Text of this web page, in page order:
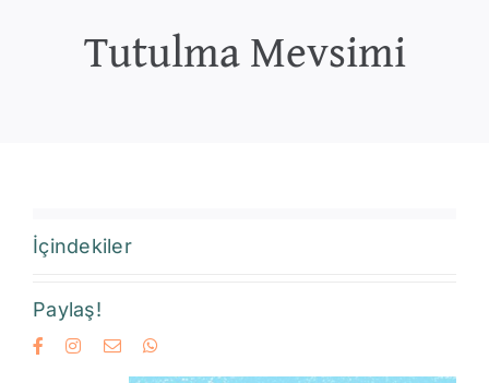
Tutulma Mevsimi
İçindekiler
Paylaş!